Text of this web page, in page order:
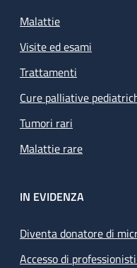
Malattie
Visite ed esami
Trattamenti
Cure palliative
Tumori rari
Malattie rare
IN EVIDENZA
Diventa donatore di
Accesso di